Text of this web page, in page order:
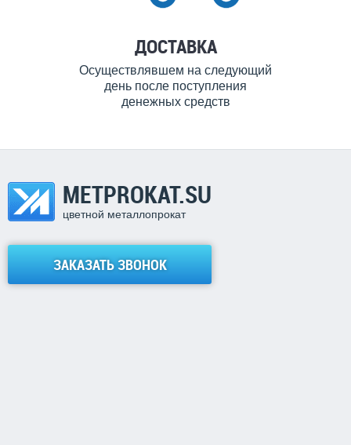
ДОСТАВКА
Осуществлявшем на следующий
день после поступления
денежных средств
METPROKAT.SU
цветной металлопрокат
ЗАКАЗАТЬ ЗВОНОК